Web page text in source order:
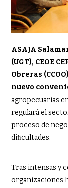
ASAJA
(UGT), CEOE
Obreras (CCOO)
nuevo
agropecuarias
regulará el
proceso de
diﬁcultades.
Tras intensas y
organizaciones